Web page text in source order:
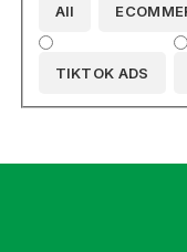
All
TIKTOK ADS